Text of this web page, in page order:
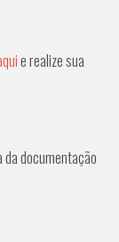
e realize sua
da documentação